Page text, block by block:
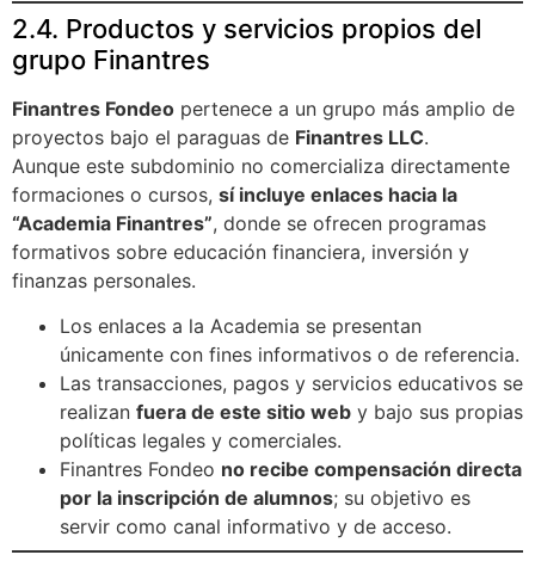
2.4. Productos y servicios propios del
grupo Finantres
Finantres Fondeo pertenece a un grupo más amplio de
proyectos bajo el paraguas de Finantres LLC.
Aunque este subdominio no comercializa directamente
formaciones o cursos, sí incluye enlaces hacia la
“Academia Finantres”, donde se ofrecen programas
formativos sobre educación financiera, inversión y
finanzas personales.
Los enlaces a la Academia se presentan
únicamente con fines informativos o de referencia.
Las transacciones, pagos y servicios educativos se
realizan fuera de este sitio web y bajo sus propias
políticas legales y comerciales.
Finantres Fondeo no recibe compensación directa
por la inscripción de alumnos; su objetivo es
servir como canal informativo y de acceso.